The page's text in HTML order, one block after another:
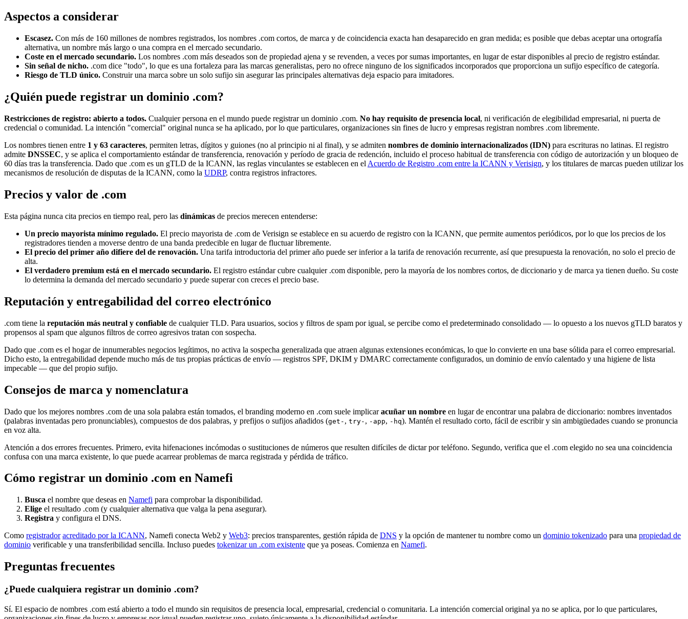
Aspectos a considerar
Escasez. Con más de 160 millones de nombres registrados, los nombres .com cortos, de marca y de coincidencia exacta han desaparecido en gran medida; es posible que debas aceptar una ortografía
alternativa, un nombre más largo o una compra en el mercado secundario.
Coste en el mercado secundario. Los nombres .com más deseados son de propiedad ajena y se revenden, a veces por sumas importantes, en lugar de estar disponibles al precio de registro estándar.
Sin señal de nicho. .com dice "todo", lo que es una fortaleza para las marcas generalistas, pero no ofrece ninguno de los significados incorporados que proporciona un sufijo específico de categoría.
Riesgo de TLD único. Construir una marca sobre un solo sufijo sin asegurar las principales alternativas deja espacio para imitadores.
¿Quién puede registrar un dominio .com?
Restricciones de registro: abierto a todos. Cualquier persona en el mundo puede registrar un dominio .com. No hay requisito de presencia local, ni verificación de elegibilidad empresarial, ni puerta de
credencial o comunidad. La intención "comercial" original nunca se ha aplicado, por lo que particulares, organizaciones sin fines de lucro y empresas registran nombres .com libremente.
Los nombres tienen entre 1 y 63 caracteres, permiten letras, dígitos y guiones (no al principio ni al final), y se admiten nombres de dominio internacionalizados (IDN) para escrituras no latinas. El registro
admite DNSSEC, y se aplica el comportamiento estándar de transferencia, renovación y período de gracia de redención, incluido el proceso habitual de transferencia con código de autorización y un bloqueo de
60 días tras la transferencia. Dado que .com es un gTLD de la ICANN, las reglas vinculantes se establecen en el Acuerdo de Registro .com entre la ICANN y Verisign, y los titulares de marcas pueden utilizar los
mecanismos de resolución de disputas de la ICANN, como la UDRP, contra registros infractores.
Precios y valor de .com
Esta página nunca cita precios en tiempo real, pero las dinámicas de precios merecen entenderse:
Un precio mayorista mínimo regulado. El precio mayorista de .com de Verisign se establece en su acuerdo de registro con la ICANN, que permite aumentos periódicos, por lo que los precios de los
registradores tienden a moverse dentro de una banda predecible en lugar de fluctuar libremente.
El precio del primer año difiere del de renovación. Una tarifa introductoria del primer año puede ser inferior a la tarifa de renovación recurrente, así que presupuesta la renovación, no solo el precio de
alta.
El verdadero premium está en el mercado secundario. El registro estándar cubre cualquier .com disponible, pero la mayoría de los nombres cortos, de diccionario y de marca ya tienen dueño. Su coste
lo determina la demanda del mercado secundario y puede superar con creces el precio base.
Reputación y entregabilidad del correo electrónico
.com tiene la reputación más neutral y confiable de cualquier TLD. Para usuarios, socios y filtros de spam por igual, se percibe como el predeterminado consolidado — lo opuesto a los nuevos gTLD baratos y
propensos al spam que algunos filtros de correo agresivos tratan con sospecha.
Dado que .com es el hogar de innumerables negocios legítimos, no activa la sospecha generalizada que atraen algunas extensiones económicas, lo que lo convierte en una base sólida para el correo empresarial.
Dicho esto, la entregabilidad depende mucho más de tus propias prácticas de envío — registros SPF, DKIM y DMARC correctamente configurados, un dominio de envío calentado y una higiene de lista
impecable — que del propio sufijo.
Consejos de marca y nomenclatura
Dado que los mejores nombres .com de una sola palabra están tomados, el branding moderno en .com suele implicaracuñar un nombre en lugar de encontrar una palabra de diccionario: nombres inventados
(palabras inventadas pero pronunciables), compuestos de dos palabras, y prefijos o sufijos añadidos (get- , try- , -app, -hq). Mantén el resultado corto, fácil de escribir y sin ambigüedades cuando se pronuncia
en voz alta.
Atención a dos errores frecuentes. Primero, evita hifenaciones incómodas o sustituciones de números que resulten difíciles de dictar por teléfono. Segundo, verifica que el .com elegido no sea una coincidencia
confusa con una marca existente, lo que puede acarrear problemas de marca registrada y pérdida de tráfico.
Cómo registrar un dominio .com en Namefi
Busca el nombre que deseas en Namefi para comprobar la disponibilidad.
Elige el resultado .com (y cualquier alternativa que valga la pena asegurar).
Registra y configura el DNS.
Como registrador acreditado por la ICANN, Namefi conecta Web2 y Web3: precios transparentes, gestión rápida de DNS y la opción de mantener tu nombre como un dominio tokenizado para una propiedad de
dominio verificable y una transferibilidad sencilla. Incluso puedes tokenizar un .com existente que ya poseas. Comienza en Namefi.
Preguntas frecuentes
¿Puede cualquiera registrar un dominio .com?
Sí. El espacio de nombres .com está abierto a todo el mundo sin requisitos de presencia local, empresarial, credencial o comunitaria. La intención comercial original ya no se aplica, por lo que particulares,